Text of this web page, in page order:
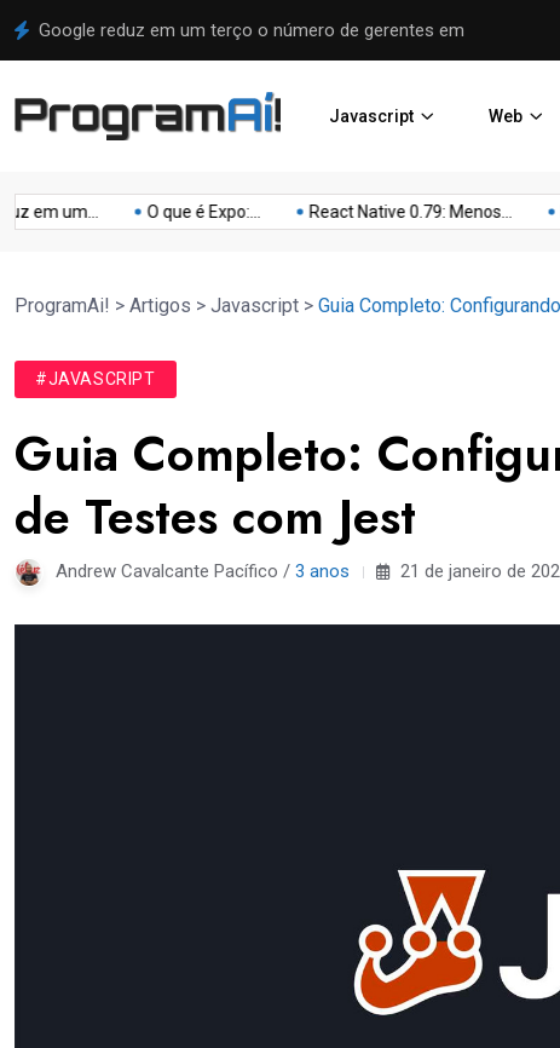
Google reduz em um terço o número de gerentes em
Javascript Web
um... O que é Expo:... React Native 0.79: Menos...
ProgramAi! > Artigos > Javascript > Guia Completo:
#JAVASCRIPT
Guia Completo:
de Testes com Jest
Andrew Cavalcante Pacífico / 3 anos 21 de janeiro de